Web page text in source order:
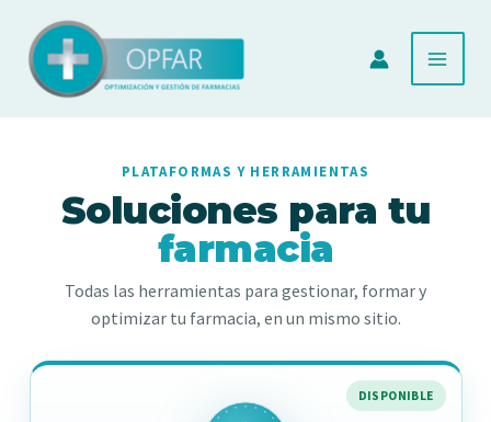
contenido
PLATAFORMAS Y HERRAMIENTAS
Soluciones para tu
farmacia
Todas las herramientas para gestionar, formar y
optimizar tu farmacia, en un mismo sitio.
DISPONIBLE